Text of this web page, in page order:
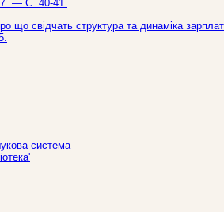
— С. 40-41.
що свідчать структура та динаміка
система